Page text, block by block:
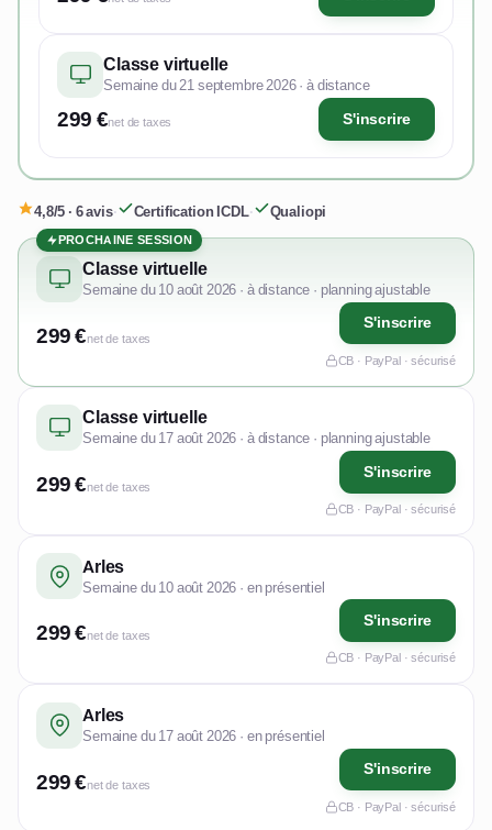
Classe virtuelle
Semaine du 21 septembre 2026 · à distance
299 €net de taxes S'inscrire
4,8/5 · 6 avis· Certification ICDL· Qualiopi
PROCHAINE SESSION
Classe virtuelle
Semaine du 10 août 2026 · à distance · planning ajustable
299 €net de taxes
S'inscrire
CB · PayPal · sécurisé
Classe virtuelle
Semaine du 17 août 2026 · à distance · planning ajustable
299 €net de taxes
S'inscrire
CB · PayPal · sécurisé
Arles
Semaine du 10 août 2026 · en présentiel
299 €net de taxes
S'inscrire
CB · PayPal · sécurisé
Arles
Semaine du 17 août 2026 · en présentiel
299 €net de taxes
S'inscrire
CB · PayPal · sécurisé